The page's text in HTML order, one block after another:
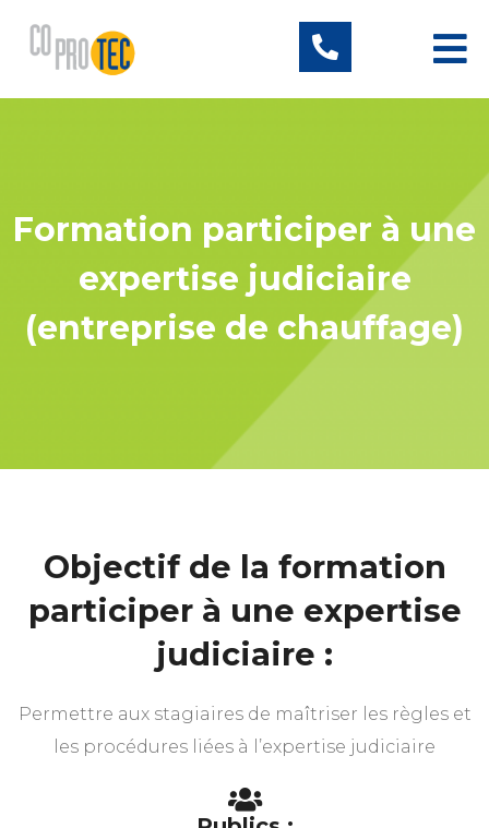
Formation participer à une
expertise judiciaire
(entreprise de chauffage)
Objectif de la formation
participer à une expertise
judiciaire :
Permettre aux stagiaires de maîtriser les règles et
les procédures liées à l’expertise judiciaire